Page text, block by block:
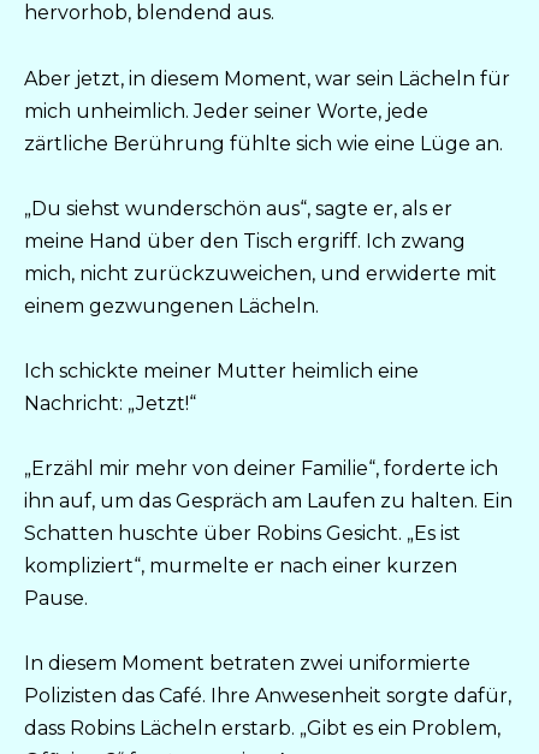
hervorhob, blendend aus.
Aber jetzt, in diesem Moment, war sein Lächeln für
mich unheimlich. Jeder seiner Worte, jede
zärtliche Berührung fühlte sich wie eine Lüge an.
„Du siehst wunderschön aus“, sagte er, als er
meine Hand über den Tisch ergriff. Ich zwang
mich, nicht zurückzuweichen, und erwiderte mit
einem gezwungenen Lächeln.
Ich schickte meiner Mutter heimlich eine
Nachricht: „Jetzt!“
„Erzähl mir mehr von deiner Familie“, forderte ich
ihn auf, um das Gespräch am Laufen zu halten. Ein
Schatten huschte über Robins Gesicht. „Es ist
kompliziert“, murmelte er nach einer kurzen
Pause.
In diesem Moment betraten zwei uniformierte
Polizisten das Café. Ihre Anwesenheit sorgte dafür,
dass Robins Lächeln erstarb. „Gibt es ein Problem,